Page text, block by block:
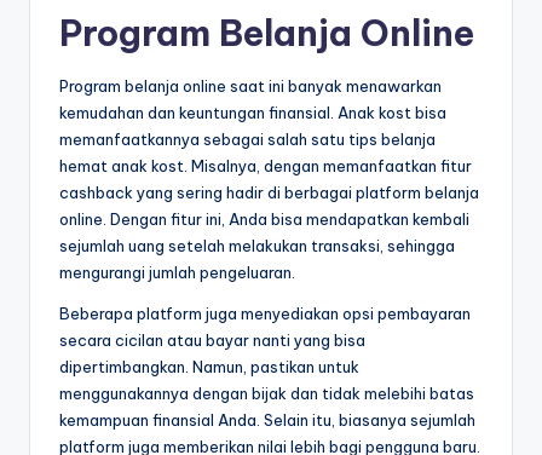
Program Belanja Online
Program belanja online saat ini banyak menawarkan
kemudahan dan keuntungan finansial. Anak kost bisa
memanfaatkannya sebagai salah satu tips belanja
hemat anak kost. Misalnya, dengan memanfaatkan fitur
cashback yang sering hadir di berbagai platform belanja
online. Dengan fitur ini, Anda bisa mendapatkan kembali
sejumlah uang setelah melakukan transaksi, sehingga
mengurangi jumlah pengeluaran.
Beberapa platform juga menyediakan opsi pembayaran
secara cicilan atau bayar nanti yang bisa
dipertimbangkan. Namun, pastikan untuk
menggunakannya dengan bijak dan tidak melebihi batas
kemampuan finansial Anda. Selain itu, biasanya sejumlah
platform juga memberikan nilai lebih bagi pengguna baru.